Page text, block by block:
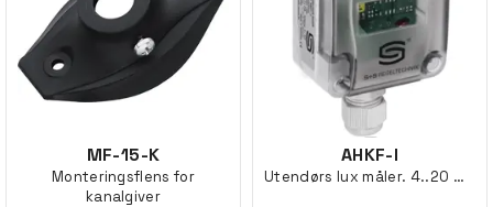
MF-15-K
Monteringsflens for
kanalgiver
AHKF-I
Utendørs lux måler. 4..20 mA utg